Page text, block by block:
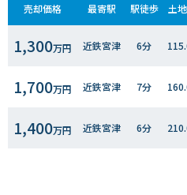
売却価格 最寄駅 駅徒歩 土
1,300万円 近鉄宮津 6分
1,700万円 近鉄宮津 7分
1,400万円 近鉄宮津 6分